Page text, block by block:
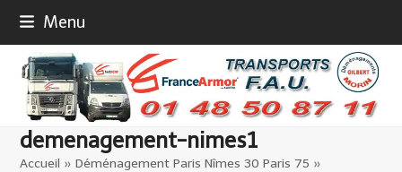
content
Menu
demenagement-nimes1
Accueil »Déménagement Paris Nîmes 30 Paris 75 »